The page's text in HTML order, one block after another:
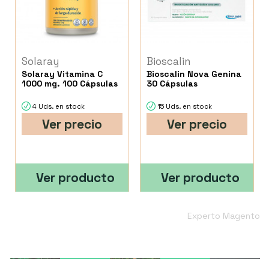
Solaray
Solaray Vitamina C
1000 mg. 100 Cápsulas
4 Uds. en stock
Ver precio
Ver producto
Bioscalin
Bioscalin Nova Genina
30 Cápsulas
15 Uds. en stock
Ver precio
Ver producto
Experto Magento